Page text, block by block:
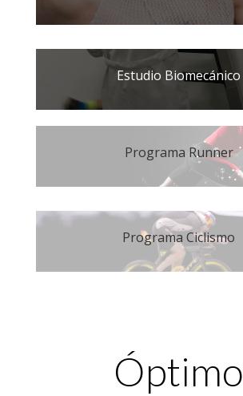
Estudio Biomecánico
Programa Runner
Programa Ciclismo
Óptimo